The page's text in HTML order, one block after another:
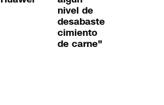
nivel de
desabaste
cimiento
de carne"